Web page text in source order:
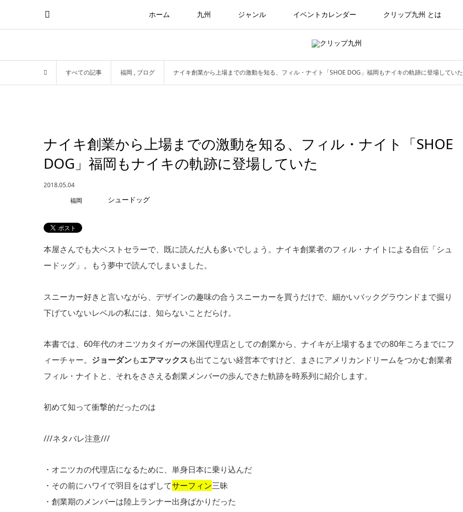
ホーム 九州 ジャンル イベントカレンダー クリップ九州 とは
すべての記事 福岡 , ブログ ナイキ創業から上場までの激動を知る、フィル・ナイト「SHOE DOG」福岡もナイキの軌跡に登場していた
ナイキ創業から上場までの激動を知る、フィル・ナイト「SHOE
DOG」福岡もナイキの軌跡に登場していた
2018.05.04
福岡
本屋さんでも大ベストセラーで、既に読んだ人も多いでしょう。ナイキ創業者のフィル・ナイトによる自伝「シュ
ードッグ」。もう夢中で読んでしまいました。
スニーカー好きと言いながら、デザインの趣味の合うスニーカーを買うだけで、細かいバックグラウンドまで掘り
下げていないレベルの私には、知らないことだらけ。
本書では、60年代のオニツカタイガーの米国代理店としての創業から、ナイキが上場するまでの80年ころまでにフ
ィーチャー。 ジョーダンもエアマックスも出てこない経営本ですけど、まさにアメリカンドリームをつかむ創業者
フィル・ナイトと、それをささえる創業メンバーの歩んできた軌跡を時系列に紹介します。
初めて知って衝撃的だったのは
///ネタバレ注意///
・オニツカの代理店になるために、単身日本に乗り込んだ
・その前にハワイで羽目をはずしてサーフィン三昧
・創業期のメンバーは陸上ランナー出身ばかりだった